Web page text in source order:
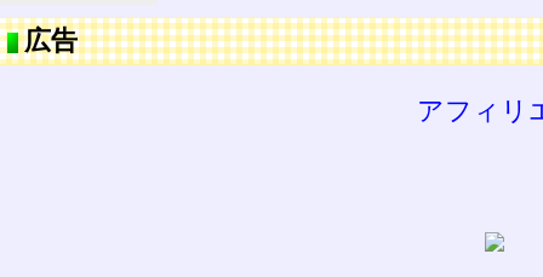
広告
アフィリ